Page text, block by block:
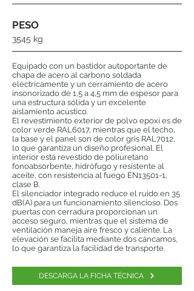
PESO
3545 kg
Equipado con un bastidor autoportante de
chapa de acero al carbono soldada
eléctricamente y un cerramiento de acero
insonorizado de 1,5 a 4,5 mm de espesor para
una estructura sólida y un excelente
aislamiento acústico.
El revestimiento exterior de polvo epoxi es de
color verde RAL6017, mientras que el techo,
la base y el panel son de color gris RAL7012,
lo que garantiza un diseño profesional. El
interior está revestido de poliuretano
fonoabsorbente, hidrófugo y resistente al
aceite, con resistencia al fuego EN13501-1,
clase B.
El silenciador integrado reduce el ruido en 35
dB(A) para un funcionamiento silencioso. Dos
puertas con cerradura proporcionan un
acceso seguro, mientras que el sistema de
ventilación maneja aire fresco y caliente. La
elevación se facilita mediante dos cáncamos,
lo que garantiza la facilidad de transporte.
DESCARGA LA FICHA TÉCNICA